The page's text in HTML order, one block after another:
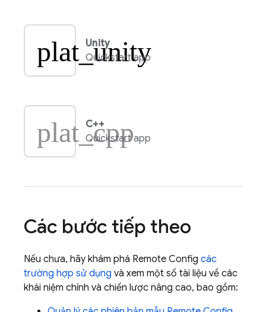
plat_unity
Unity
Quickstart app
plat_cpp
C++
Quickstart app
Các bước tiếp theo
Nếu chưa, hãy khám phá Remote Config các
trường hợp sử dụng và xem một số tài liệu về các
khái niệm chính và chiến lược nâng cao, bao gồm: